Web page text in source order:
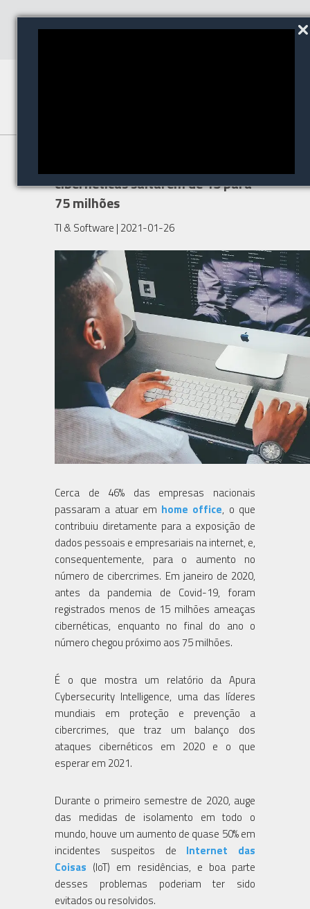
cibernéticas saltarem de 15 para
75 milhões
TI & Software | 2021-01-26
Cerca de 46% das empresas nacionais
passaram a atuar em home office, o que
contribuiu diretamente para a exposição de
dados pessoais e empresariais na internet, e,
consequentemente, para o aumento no
número de cibercrimes. Em janeiro de 2020,
antes da pandemia de Covid-19, foram
registrados menos de 15 milhões ameaças
cibernéticas, enquanto no final do ano o
número chegou próximo aos 75 milhões.
É o que mostra um relatório da Apura
Cybersecurity Intelligence, uma das líderes
mundiais em proteção e prevenção a
cibercrimes, que traz um balanço dos
ataques cibernéticos em 2020 e o que
esperar em 2021.
Durante o primeiro semestre de 2020, auge
das medidas de isolamento em todo o
mundo, houve um aumento de quase 50% em
incidentes suspeitos de Internet das
Coisas (IoT) em residências, e boa parte
desses problemas poderiam ter sido
evitados ou resolvidos.